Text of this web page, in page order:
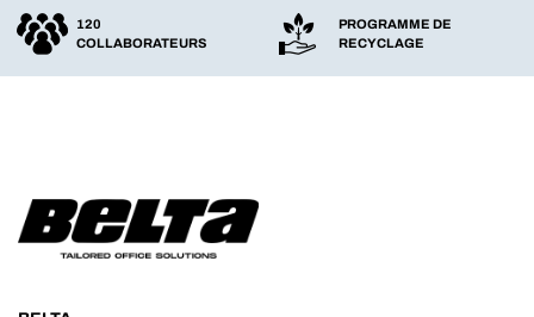
120
COLLABORATEURS
PROGRAMME DE
RECYCLAGE